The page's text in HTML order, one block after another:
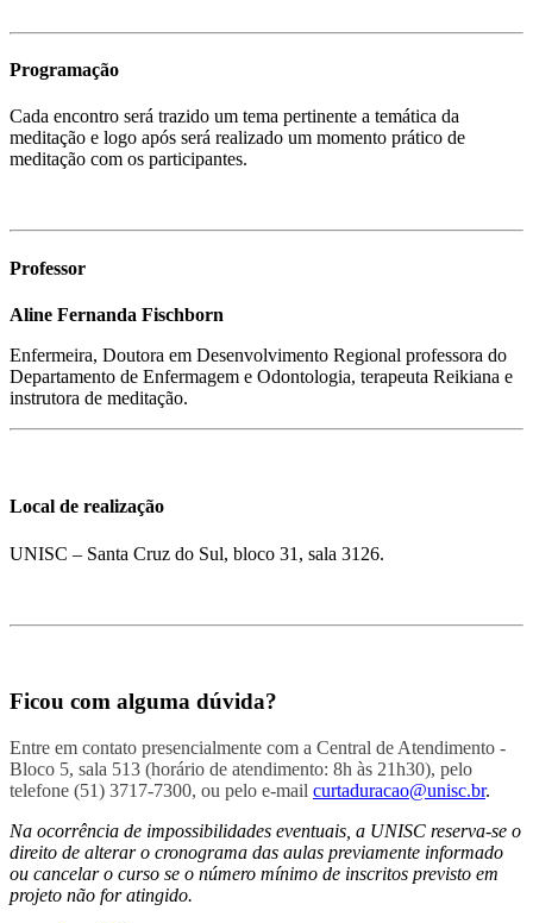
Programação
Cada encontro será trazido um tema pertinente a temática da
meditação e logo após será realizado um momento prático de
meditação com os participantes.
Professor
Aline Fernanda Fischborn
Enfermeira, Doutora em Desenvolvimento Regional professora do
Departamento de Enfermagem e Odontologia, terapeuta Reikiana e
instrutora de meditação.
Local de realização
UNISC – Santa Cruz do Sul, bloco 31, sala 3126.
Ficou com alguma dúvida?
Entre em contato presencialmente com a Central de Atendimento -
Bloco 5, sala 513 (horário de atendimento: 8h às 21h30), pelo
telefone (51) 3717-7300, ou pelo e-mail curtaduracao@unisc.br.
Na ocorrência de impossibilidades eventuais, a UNISC reserva-se o
direito de alterar o cronograma das aulas previamente informado
ou cancelar o curso se o número mínimo de inscritos previsto em
projeto não for atingido.